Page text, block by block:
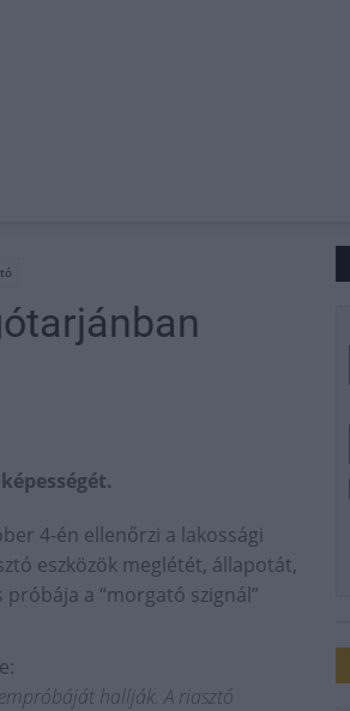
4-én ellenőrzi a lakossági
eszközök meglétét, állapotát,
a “morgató szignál”
hallják. A riasztó